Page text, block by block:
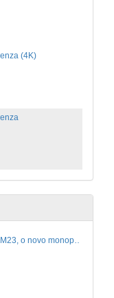
(4K)
Presentación do UM23, o novo monopraza de UVigo Motorsport